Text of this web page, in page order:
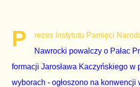
P
rezes Instytutu Pamięci
Nawrocki powalczy o Pałac
formacji Jarosława Kaczyńskiego w
wyborach - ogłoszono na konwencji